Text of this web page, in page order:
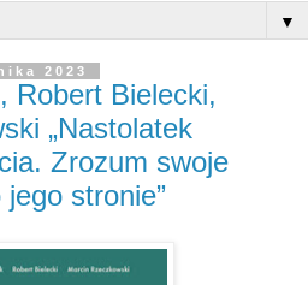
▼
2023
Robert Bielecki,
„Nastolatek
Zrozum swoje
stronie”